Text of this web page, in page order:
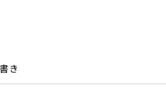
き